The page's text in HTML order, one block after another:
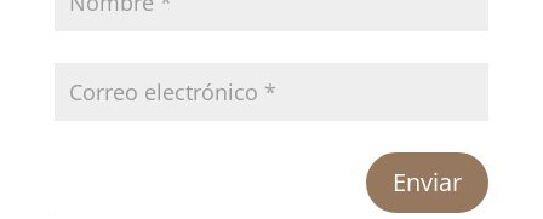
Enviar